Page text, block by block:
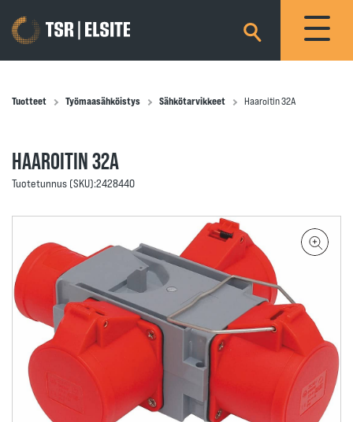
×
Tuotteet Työmaasähköistys Sähkötarvikkeet Haaroitin 32A
HAAROITIN 32A
Tuotetunnus (SKU):2428440